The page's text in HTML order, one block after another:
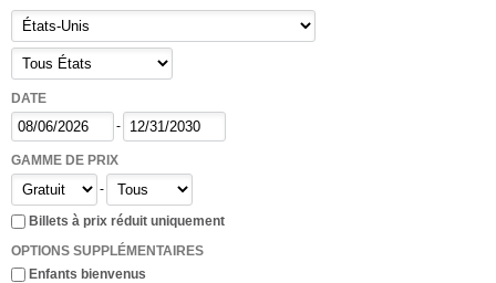
DATE
-
GAMME DE PRIX
-
Billets à prix réduit uniquement
OPTIONS SUPPLÉMENTAIRES
Enfants bienvenus